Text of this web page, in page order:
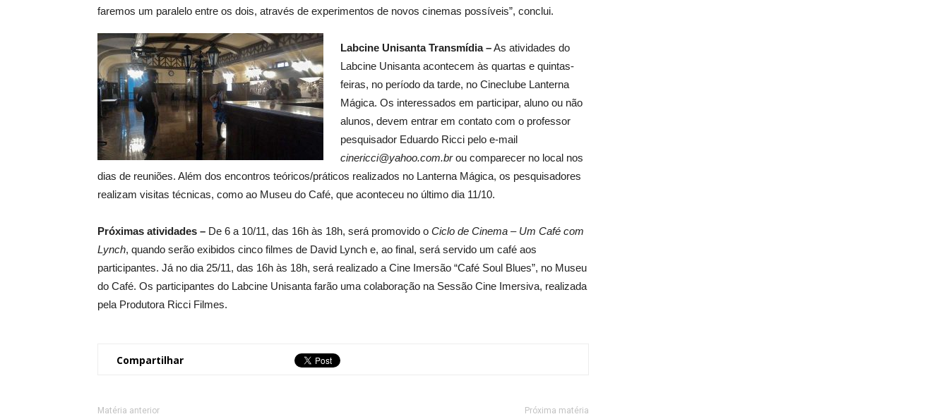
faremos um paralelo entre os dois, através de experimentos de novos cinemas possíveis”, conclui.
Labcine Unisanta Transmídia –As atividades do
Labcine Unisanta acontecem às quartas e quintas-
feiras, no período da tarde, no Cineclube Lanterna
Mágica. Os interessados em participar, aluno ou não
alunos, devem entrar em contato com o professor
pesquisador Eduardo Ricci pelo e-mail
cinericci@yahoo.com.brou comparecer no local nos
dias de reuniões. Além dos encontros teóricos/práticos realizados no Lanterna Mágica, os pesquisadores
realizam visitas técnicas, como ao Museu do Café, que aconteceu no último dia 11/10.
Próximas atividades – De 6 a 10/11, das 16h às 18h, será promovido o Ciclo de Cinema – Um Café com
Lynch, quando serão exibidos cinco filmes de David Lynch e, ao final, será servido um café aos
participantes. Já no dia 25/11, das 16h às 18h, será realizado a Cine Imersão “Café Soul Blues”, no Museu
do Café. Os participantes do Labcine Unisanta farão uma colaboração na Sessão Cine Imersiva, realizada
pela Produtora Ricci Filmes.
Compartilhar
Matéria anterior Próxima matéria